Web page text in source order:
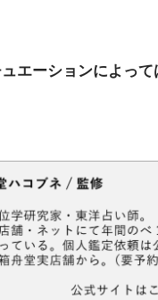
エーションによって